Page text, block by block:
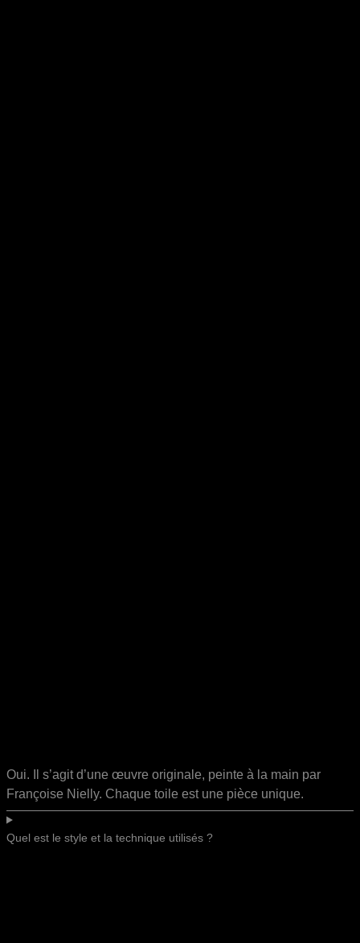
Oui. Il s’agit d’une œuvre originale, peinte à la main par
Françoise Nielly. Chaque toile est une pièce unique.
Quel est le style et la technique utilisés ?